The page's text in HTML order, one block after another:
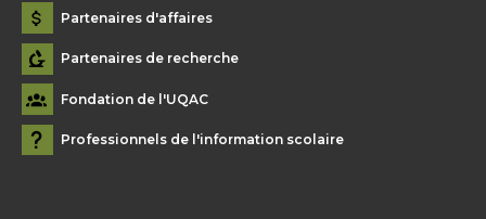
Partenaires d'affaires
Partenaires de recherche
Fondation de l'UQAC
Professionnels de l'information scolaire